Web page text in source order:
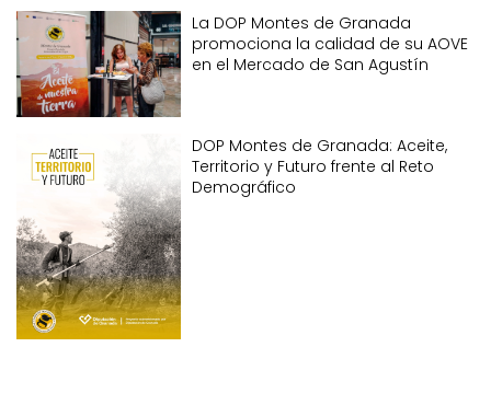
La DOP Montes de Granada
promociona la calidad de su AOVE
en el Mercado de San Agustín
DOP Montes de Granada: Aceite,
Territorio y Futuro frente al Reto
Demográfico